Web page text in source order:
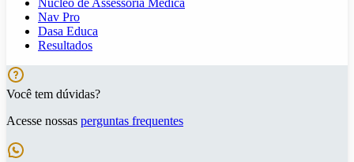
Núcleo de Assessoria Médica
Nav Pro
Dasa Educa
Resultados
Você tem dúvidas?
Acesse nossas perguntas frequentes